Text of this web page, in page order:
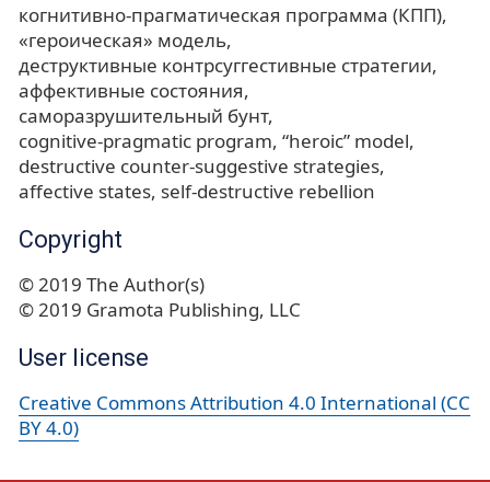
когнитивно-прагматическая программа (КПП)
«героическая» модель
деструктивные контрсуггестивные стратегии
аффективные состояния
саморазрушительный бунт
cognitive-pragmatic program “heroic” model
destructive counter-suggestive strategies
affective states self-destructive rebellion
Copyright
© 2019 The Author(s)
© 2019 Gramota Publishing, LLC
User license
Creative Commons Attribution 4.0 International (CC
BY 4.0)